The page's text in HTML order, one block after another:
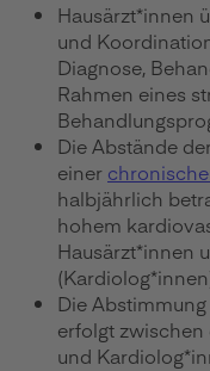
Hausärzt*innen
und
Diagnose,
Rahmen eines
Die Abstände
einer
halbjährlich
hohem
Hausärzt*innen
Die
erfolgt zwischen
und